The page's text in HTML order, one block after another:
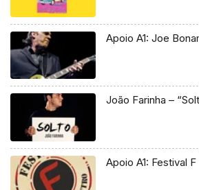
Apoio A1: Joe
João Farinha –
Apoio A1: Festival F